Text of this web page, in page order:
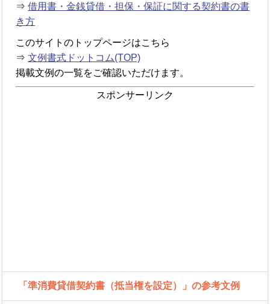
⇒借用書・金銭貸借・担保・保証に関する契約書の書
き方
このサイトのトップページはこちら
⇒文例書式ドットコム(TOP)
掲載文例の一覧をご確認いただけます。
スポンサーリンク
「準消費貸借契約書（抵当権を設定）」の参考文例